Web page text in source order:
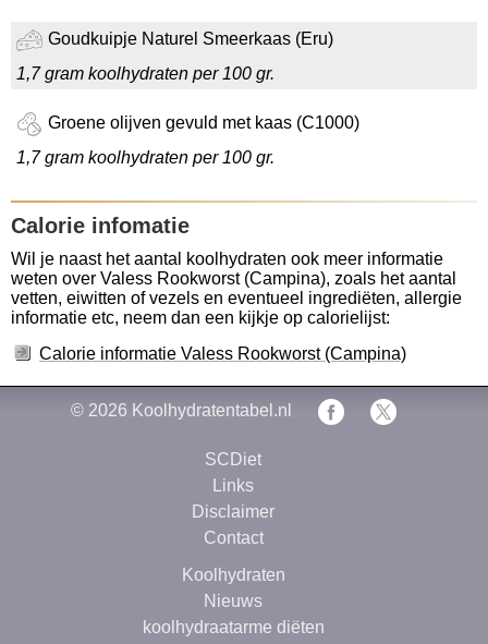
Goudkuipje Naturel Smeerkaas (Eru)
1,7 gram koolhydraten per 100 gr.
Groene olijven gevuld met kaas (C1000)
1,7 gram koolhydraten per 100 gr.
Calorie infomatie
Wil je naast het aantal koolhydraten ook meer informatie
weten over Valess Rookworst (Campina), zoals het aantal
vetten, eiwitten of vezels en eventueel ingrediëten, allergie
informatie etc, neem dan een kijkje op calorielijst:
Calorie informatie Valess Rookworst (Campina)
© 2026 Koolhydratentabel.nl
SCDiet
Links
Disclaimer
Contact
Koolhydraten
Nieuws
koolhydraatarme diëten